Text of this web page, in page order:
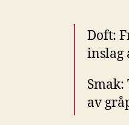
Doft:
inslag
av